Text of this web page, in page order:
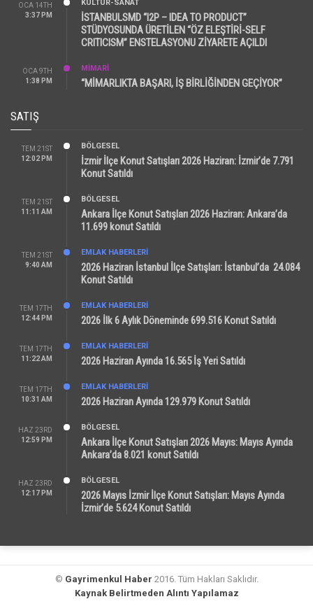
OCA 14TH
3:37 PM
KÜLTÜR-SANAT
İSTANBULSMD “I2P – IDEA TO PRODUCT”
STÜDYOSUNDA ÜRETİLEN “ÖZ ELEŞTİRİ-SELF
CRITICISM” ENSTELASYONU ZİYARETE AÇILDI
OCA 9TH
1:38 PM
MİMARİ
“MİMARLIKTA BAŞARI, İŞ BİRLİĞİNDEN GEÇİYOR”
SATIŞ
TEM 21ST
12:02 PM
BÖLGESEL
İzmir İlçe Konut Satışları 2026 Haziran: İzmir’de 7.791
Konut Satıldı
TEM 21ST
11:11 AM
BÖLGESEL
Ankara İlçe Konut Satışları 2026 Haziran: Ankara’da
11.699 konut Satıldı
TEM 21ST
9:40 AM
EMLAK HABERLERI
2026 Haziran İstanbul İlçe Satışları: İstanbul’da 24.084
Konut Satıldı
TEM 17TH
12:44 PM
EMLAK HABERLERI
2026 İlk 6 Aylık Döneminde 699.516 Konut Satıldı
TEM 17TH
11:22 AM
EMLAK HABERLERI
2026 Haziran Ayında 16.565 İş Yeri Satıldı
TEM 17TH
10:31 AM
EMLAK HABERLERI
2026 Haziran Ayında 129.979 Konut Satıldı
HAZ 23RD
12:59 PM
BÖLGESEL
Ankara İlçe Konut Satışları 2026 Mayıs: Mayıs Ayında
Ankara’da 8.021 konut Satıldı
HAZ 23RD
12:17 PM
BÖLGESEL
2026 Mayıs İzmir İlçe Konut Satışları: Mayıs Ayında
İzmir’de 5.624 Konut Satıldı
© Gayrimenkul Haber 2016. Tüm Hakları Saklıdır.
Kaynak Belirtmeden Alıntı Yapılamaz